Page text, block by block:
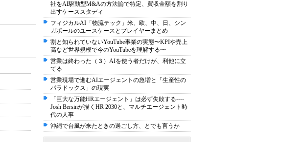
社をAI駆動型M&Aの方法論で特定、買収金額を割り
出すケーススタディ
フィジカルAI「物流テック」米、欧、中、日、シン
ガポールのユースケースとプレイヤーまとめ
割と知られていないYouTube事業の実態〜KPIや売上
高など世界規模で今のYouTubeを理解する〜
営業は終わった（３）AIを使う者だけが、利他に立
てる
営業現場で進むAIエージェントの急増と「生産性の
パラドックス」の現実
「巨大な万能HRエージェント」は必ず失敗する----
Josh Bersinが描くHR 2030と、マルチエージェント時
代の人事
沖縄で台風が来たときの過ごし方、とでも言うか